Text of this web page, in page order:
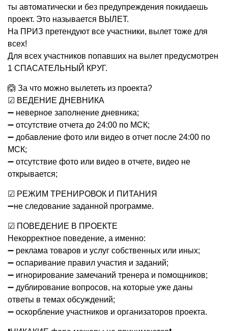
ты автоматически и без предупреждения покидаешь
проект. Это называется ВЫЛЕТ.
На ПРИЗ претендуют все участники, вылет тоже для
всех!
Для всех участников попавших на вылет предусмотрен
1 СПАСАТЕЛЬНЫЙ КРУГ.
🙆 За что можно вылететь из проекта?
☑ ВЕДЕНИЕ ДНЕВНИКА
➖ неверное заполнение дневника;
➖ отсутствие отчета до 24:00 по МСК;
➖ добавление фото или видео в отчет после 24:00 по
МСК;
➖ отсутствие фото или видео в отчете, видео не
открывается;
☑ РЕЖИМ ТРЕНИРОВОК И ПИТАНИЯ
➖не следование заданной программе.
☑ ПОВЕДЕНИЕ В ПРОЕКТЕ
Некорректное поведение, а именно:
➖ реклама товаров и услуг собственных или иных;
➖ оспаривание правил участия и заданий;
➖ игнорирование замечаний тренера и помощников;
➖ дублирование вопросов, на которые уже даны
ответы в темах обсуждений;
➖ оскорбление участников и организаторов проекта.